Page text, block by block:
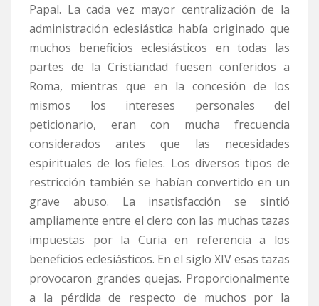
Papal. La cada vez mayor centralización de la
administración eclesiástica había originado que
muchos beneficios eclesiásticos en todas las
partes de la Cristiandad fuesen conferidos a
Roma, mientras que en la concesión de los
mismos los intereses personales del
peticionario, eran con mucha frecuencia
considerados antes que las necesidades
espirituales de los fieles. Los diversos tipos de
restricción también se habían convertido en un
grave abuso. La insatisfacción se sintió
ampliamente entre el clero con las muchas tazas
impuestas por la Curia en referencia a los
beneficios eclesiásticos. En el siglo XIV esas tazas
provocaron grandes quejas. Proporcionalmente
a la pérdida de respecto de muchos por la